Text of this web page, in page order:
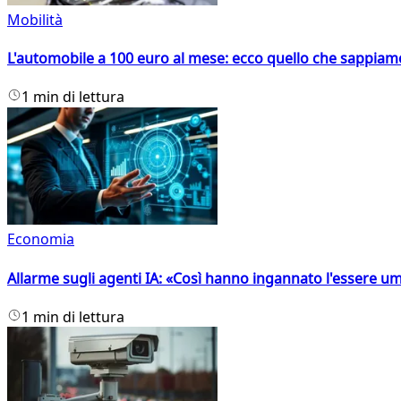
Mobilità
L'automobile a 100 euro al mese: ecco quello che
1 min di lettura
Economia
Allarme sugli agenti IA: «Così hanno ingannato l'essere
1 min di lettura